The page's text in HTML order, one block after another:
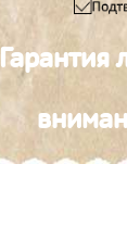
Гарантия